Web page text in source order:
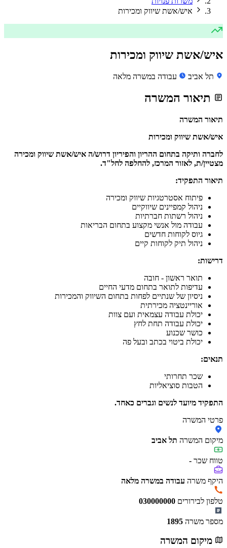
איש/אשת שיווק ומכירות
איש/אשת שיווק ומכירות
תל אביב עבודה במשרה מלאה
תיאור המשרה
תיאור המשרה
איש/אשת שיווק ומכירות
לחברה ותיקה בתחום ההריון והפיריון דרוש/ה איש/אשת שיווק ומכירה
מצטיין/ת, לאזור המרכז, להחלפה לחל"ד.
תיאור התפקיד:
פיתוח אסטרטגיות שיווק ומכירה
ניהול קמפיינים שיווקיים
ניהול רשתות חברתיות
עבודה מול אנשי מקצוע בתחום הבריאות
גיוס לקוחות חדשים
ניהול תיק לקוחות קיים
דרישות:
תואר ראשון - חובה
עדיפות לתואר בתחום מדעי החיים
ניסיון של שנתיים לפחות בתחום השיווק והמכירות
אוריינטציה מכירתית
יכולת עבודה עצמאית ועם צוות
יכולת עבודה תחת לחץ
כושר שכנוע
יכולת ביטוי בכתב ובעל פה
תנאים:
שכר תחרותי
הטבות סוציאליות
התפקיד מיועד לנשים וגברים כאחד.
פרטי המשרה
מיקום המשרה תל אביב
טווח שכר -
היקף משרה עבודה במשרה מלאה
טלפון לבירורים 030000000
מספר משרה 1895
מיקום המשרה